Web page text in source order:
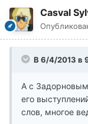
Casval
В 6/4/2013 в
А с Задорновым
его
слов, многое